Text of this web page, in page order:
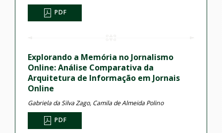
PDF
Explorando a Memória no Jornalismo
Online: Análise Comparativa da
Arquitetura de Informação em Jornais
Online
Gabriela da Silva Zago, Camila de Almeida Polino
PDF